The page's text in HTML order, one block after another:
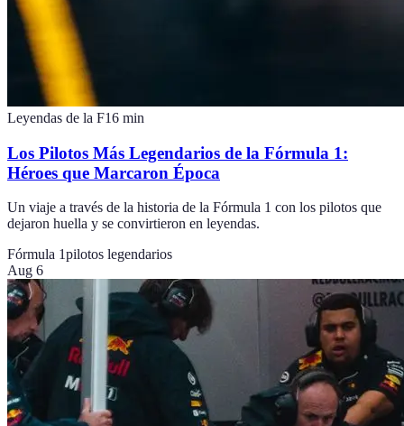
Leyendas de la F16 min
Los Pilotos Más Legendarios de la Fórmula 1:
Héroes que Marcaron Época
Un viaje a través de la historia de la Fórmula 1 con los pilotos que
dejaron huella y se convirtieron en leyendas.
Fórmula 1pilotos legendarios
Aug 6